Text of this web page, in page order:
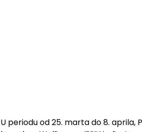
U periodu od 25. marta do 8. aprila,